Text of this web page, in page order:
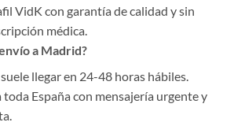
VidK con garantía de calidad y sin
médica.
a Madrid?
llegar en 24-48 horas hábiles.
toda España con mensajería urgente y